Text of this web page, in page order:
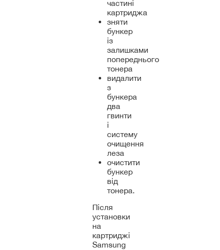
частині
картриджа
зняти
бункер
із
залишками
попереднього
тонера
видалити
з
бункера
два
гвинти
і
систему
очищення
леза
очистити
бункер
від
тонера.
Після
установки
на
картриджі
Samsung